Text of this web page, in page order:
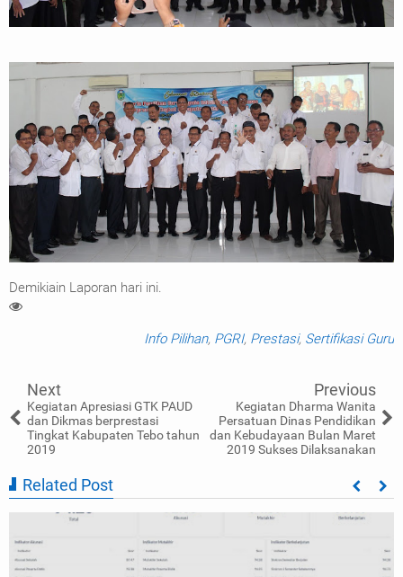
Demikiain Laporan hari ini.
Info Pilihan, PGRI, Prestasi, Sertifikasi Guru
Next
Kegiatan Apresiasi GTK PAUD
dan Dikmas berprestasi
Tingkat Kabupaten Tebo tahun
2019
Previous
Kegiatan Dharma Wanita
Persatuan Dinas Pendidikan
dan Kebudayaan Bulan Maret
2019 Sukses Dilaksanakan
Related Post